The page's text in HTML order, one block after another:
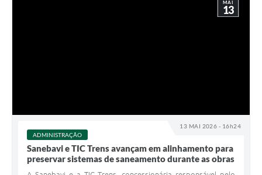
13 MAI 2026 - 16h24
MAI
13
ADMINISTRAÇÃO
Sanebavi e TIC Trens avançam em alinhamento para
preservar sistemas de saneamento durante as obras